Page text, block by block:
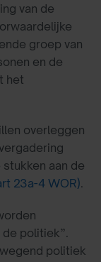
van de
groep van
en de
het
overleggen
aan de
23a-4 WOR).
politiek”.
politiek